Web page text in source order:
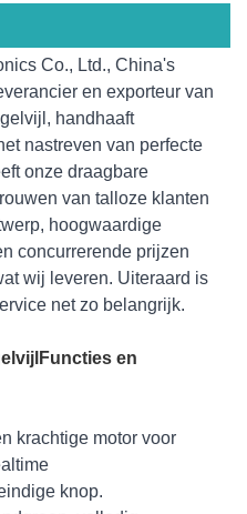
Co., Ltd., China's
en exporteur van
handhaaft
nastreven van perfecte
onze draagbare
van talloze klanten
hoogwaardige
concurrerende prijzen
wij leveren. Uiteraard is
net zo belangrijk.
Functies en
krachtige motor voor
knop.